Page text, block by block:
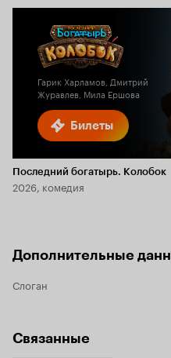
Билеты
Гарик Харламов, Дмитрий
Журавлев, Мила Ершова
Последний богатырь. Колобок
2026, комедия
Дополнительные
Слоган
Связанные